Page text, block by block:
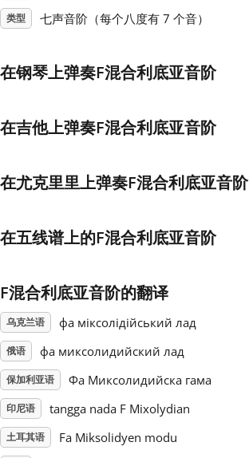
हिन्दी
Italiano
日本語
Polski
Português
Svenska
Tiếng Việt
类型 七声音阶（每个八度有 7 个音）
在钢琴上弹奏F混合利底亚音阶
在吉他上弹奏F混合利底亚音阶
在尤克里里上弹奏F混合利底亚音阶
在五线谱上的F混合利底亚音阶
F混合利底亚音阶的翻译
乌克兰语 фа міксолідійський лад
俄语 фа миксолидийский лад
保加利亚语 Фа Миксолидийска гама
印尼语 tangga nada F Mixolydian
土耳其语 Fa Miksolidyen modu